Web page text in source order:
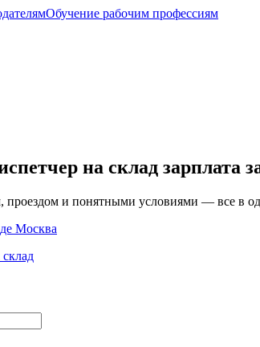
Обучение рабочим профессиям
на склад зарплата
проездом и понятными условиями — все в
Москва